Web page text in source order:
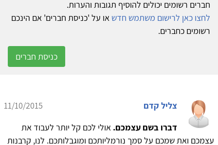
חברים רשומים יכולים להוסיף תגובות והערות.
לחצו כאן לרישום משתמש חדש או על 'כניסת חברים' אם הינכם
רשומים כחברים.
כניסת חברים
צליל קדם
11/10/2015
דברו בשם עצמכם. אולי לכם קל יותר לעבוד את
עצמכם ואת שמכם על סמך נורמליותכם ומוגבלותכם. לנו, קרבנות